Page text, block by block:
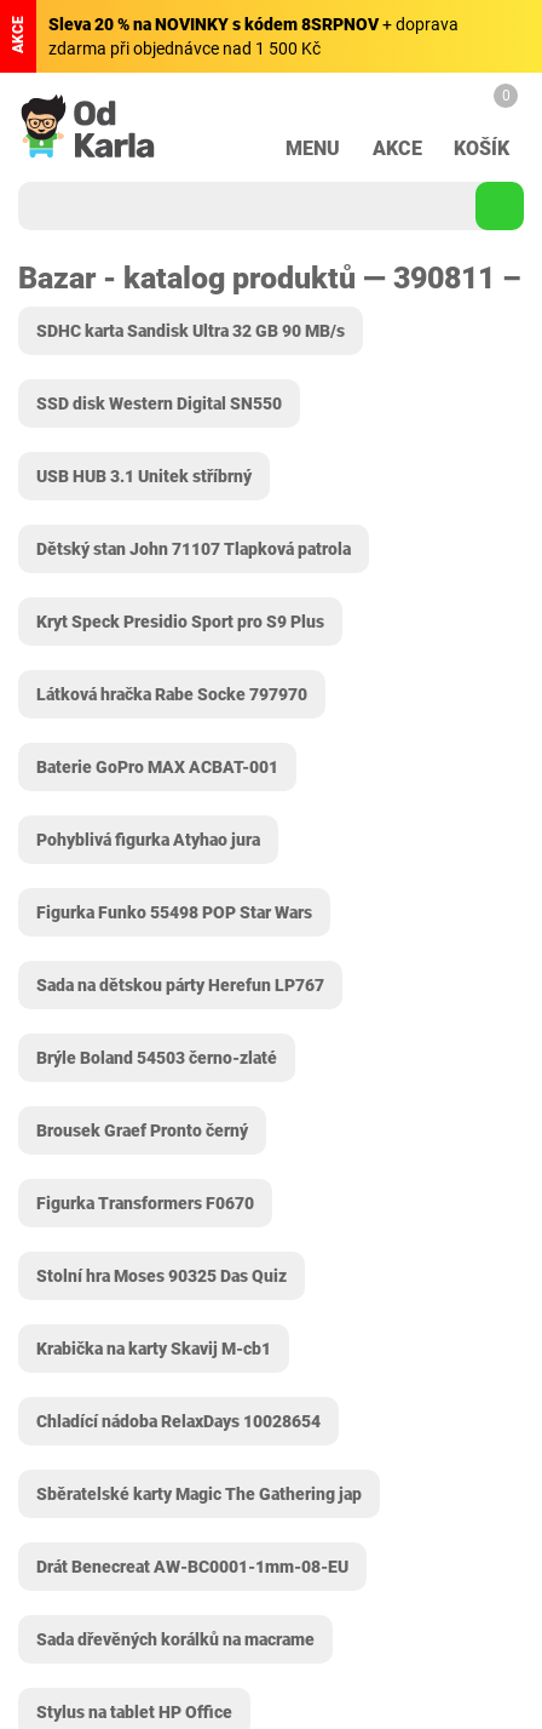
AKCE Sleva 20 % na NOVINKY s kódem 8SRPNOV+ doprava
zdarma při objednávce nad 1 500 Kč
MENU AKCE
0
KOŠÍK
Bazar - katalog produktů — 390811 –
SDHC karta Sandisk Ultra 32 GB 90 MB/s
SSD disk Western Digital SN550
USB HUB 3.1 Unitek stříbrný
Dětský stan John 71107 Tlapková patrola
Kryt Speck Presidio Sport pro S9 Plus
Látková hračka Rabe Socke 797970
Baterie GoPro MAX ACBAT-001
Pohyblivá figurka Atyhao jura
Figurka Funko 55498 POP Star Wars
Sada na dětskou párty Herefun ‎LP767
Brýle Boland 54503 černo-zlaté
Brousek Graef Pronto černý
Figurka Transformers F0670
Stolní hra Moses 90325 Das Quiz
Krabička na karty Skavij M-cb1
Chladící nádoba RelaxDays ‎10028654
Sběratelské karty Magic The Gathering jap
Drát Benecreat ‎AW-BC0001-1mm-08-EU
Sada dřevěných korálků na macrame
Stylus na tablet HP Office